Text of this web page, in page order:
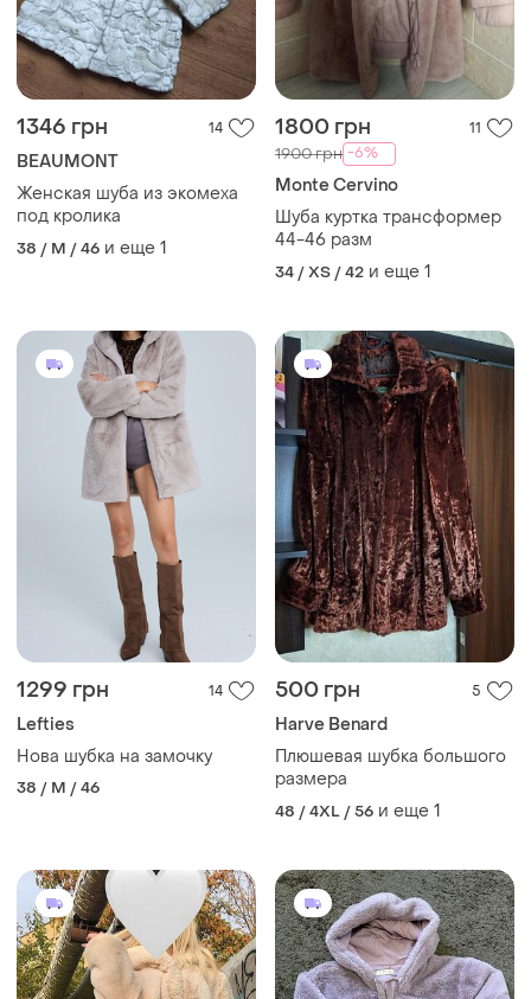
1346 грн 14
BEAUMONT
Женская шуба из экомеха
под кролика
38 / M / 46 и еще 1
1800 грн 11
1900 грн -6%
Monte Cervino
Шуба куртка трансформер
44-46 разм
34 / XS / 42 и еще 1
1299 грн 14
Lefties
Нова шубка на замочку
38 / M / 46
500 грн 5
Harve Benard
Плюшевая шубка большого
размера
48 / 4XL / 56 и еще 1